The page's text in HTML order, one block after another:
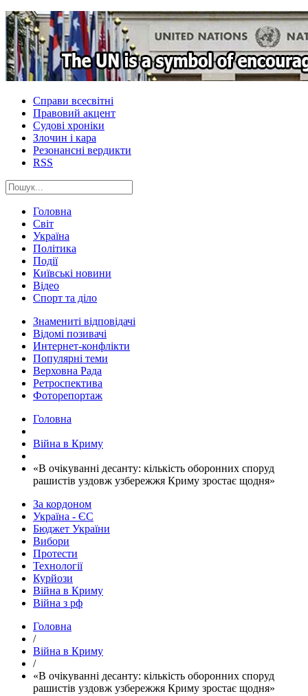
Справи всесвітні
Правовий акцент
Судові хроніки
Злочин і кара
Резонансні вердикти
RSS
Головна
Світ
Україна
Політика
Події
Київські новини
Відео
Спорт та діло
Знамениті відповідачі
Відомі позивачі
Интернет-конфлікти
Популярні теми
Верховна Рада
Ретроспектива
Фоторепортаж
Головна
Війна в Криму
​«В очікуванні десанту: кількість оборонних споруд
рашистів уздовж узбережжя Криму зростає щодня»
За кордоном
Україна - ЄС
Бюджет України
Вибори
Протести
Технології
Курйози
Війна в Криму
Війна з рф
Головна
/
Війна в Криму
/
​«В очікуванні десанту: кількість оборонних споруд
рашистів уздовж узбережжя Криму зростає щодня»